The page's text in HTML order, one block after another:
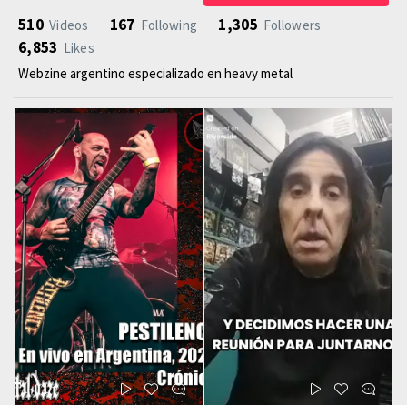
510 Videos 167 Following 1,305 Followers
6,853 Likes
Webzine argentino especializado en heavy metal